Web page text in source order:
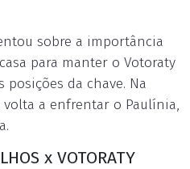
sobre a importância
para manter o Votoraty
da chave. Na
a enfrentar o Paulínia,
x VOTORATY